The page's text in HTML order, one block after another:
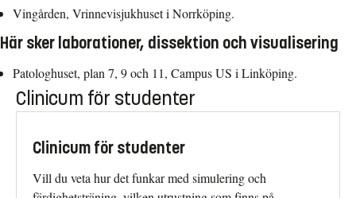
Vingården, Vrinnevisjukhuset i Norrköping.
Här sker laborationer, dissektion och visualisering
Patologhuset, plan 7, 9 och 11, Campus US i Linköping.
Clinicum för studenter
Clinicum för studenter
Vill du veta hur det funkar med simulering och